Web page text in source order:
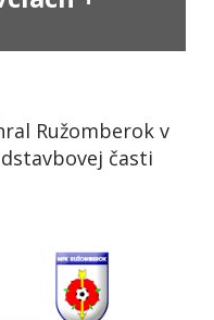
Ružomberok v
časti